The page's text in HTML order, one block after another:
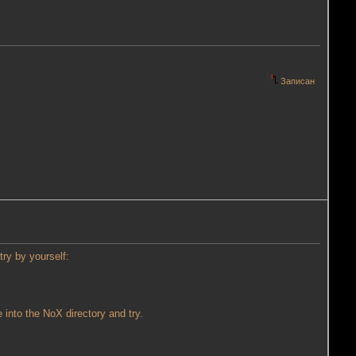
Записан
by yourself:
the NoX directory and try.